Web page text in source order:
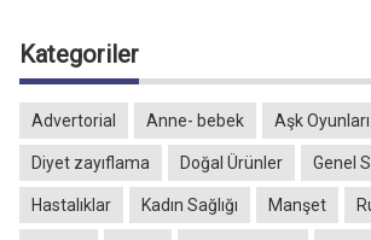
Kategoriler
Advertorial Anne- bebek Aşk Oyunları
Diyet zayıflama Doğal Ürünler Genel
Hastalıklar Kadın Sağlığı Manşet